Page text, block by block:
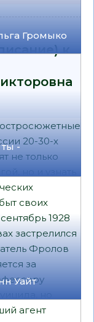
Громыко
-
Уайт
к
остросюжетные
20-30-х
не только
но и узнать
своих
1928
застрелился
Фролов
за
но
агент